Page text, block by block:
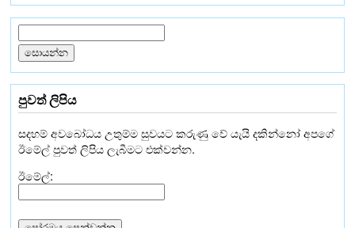
පුවත් ලිපිය
සදහම් අවබෝධය උතුම්ම සුවයට කරුණු වේ යැයි දකින්නෝ අපගේ
ඊමේල් පුවත් ලිපිය ලැබීමට එක්වන්න.
ඊමේල්: